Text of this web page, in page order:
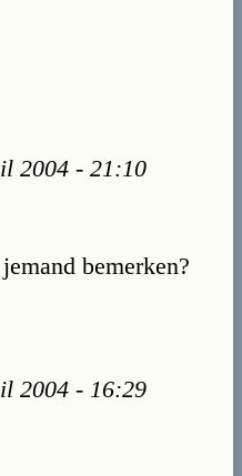
2004 - 21:10
bemerken?
2004 - 16:29